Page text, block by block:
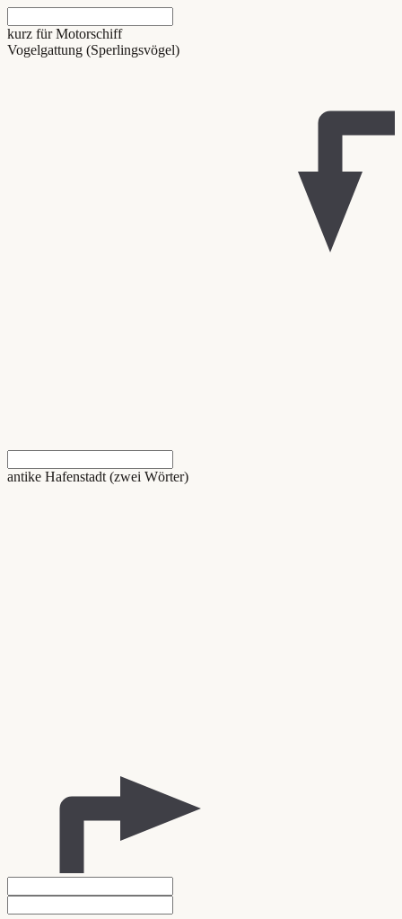
kurz für Motorschiff
Vogelgattung (Sperlingsvögel)
antike Hafenstadt (zwei Wörter)